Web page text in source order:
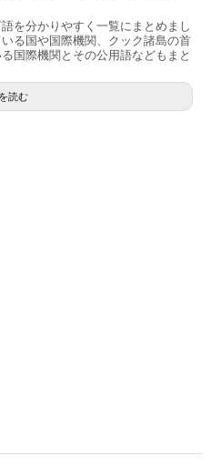
を分かりやすく一覧にまとめまし
る国や国際機関、クック諸島の首
国際機関とその公用語などもまと
読む